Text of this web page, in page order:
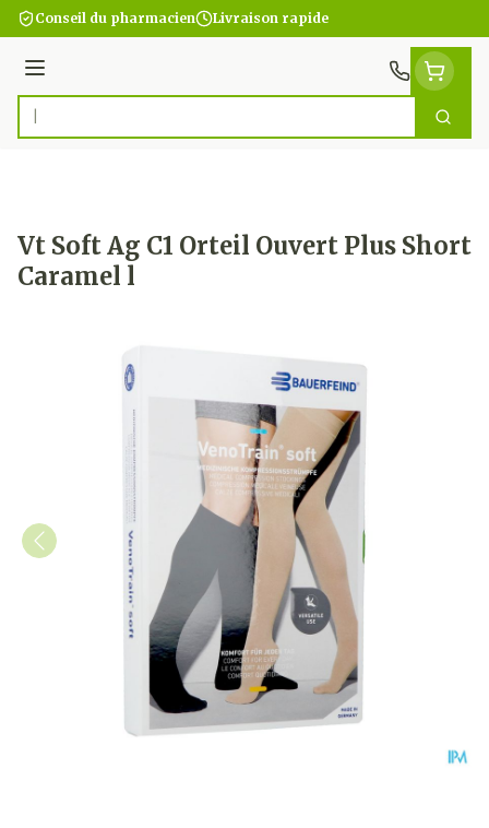
Aller au contenu
Conseil du pharmacien Livraison rapide
Menu
Rechercher
Vt Soft Ag C1 Orteil Ouvert Plus Short
Caramel l